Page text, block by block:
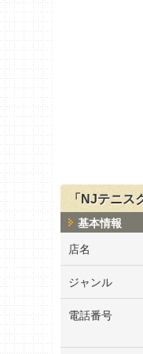
「NJテニス
基本情報
店名
ジャンル
電話番号